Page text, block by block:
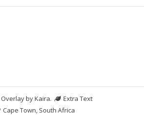
byKaira.
Extra Text
Cape Town, South Africa